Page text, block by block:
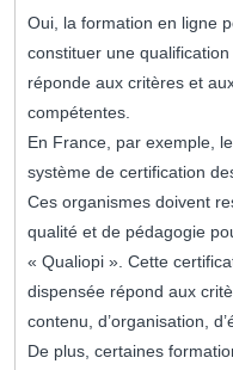
Oui, la formation en ligne
constituer une
réponde aux critères et
compétentes.
En France, par exemple,
système de certification
Ces organismes doivent
qualité et de pédagogie
« Qualiopi ». Cette
dispensée répond aux
contenu, d’organisation,
De plus, certaines